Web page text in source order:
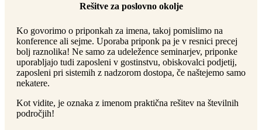
Rešitve za poslovno okolje
Ko govorimo o priponkah za imena, takoj pomislimo na
konference ali sejme. Uporaba priponk pa je v resnici precej
bolj raznolika! Ne samo za udeležence seminarjev, priponke
uporabljajo tudi zaposleni v gostinstvu, obiskovalci podjetij,
zaposleni pri sistemih z nadzorom dostopa, če naštejemo samo
nekatere.
Kot vidite, je oznaka z imenom praktična rešitev na številnih
področjih!